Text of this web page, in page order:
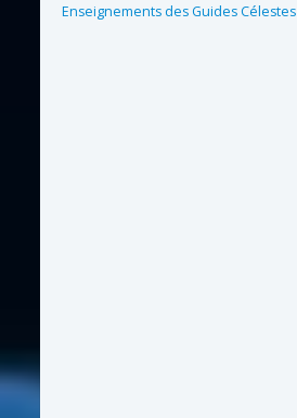
Enseignements des Guides Célestes